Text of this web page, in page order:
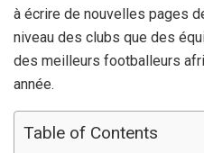
à écrire de nouvelles pages
niveau des clubs que des
des meilleurs footballeurs
année.
Table of Contents